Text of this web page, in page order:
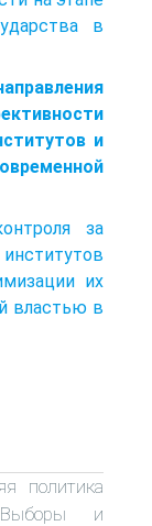
в
и
за
их
властью в
политика
Выборы и